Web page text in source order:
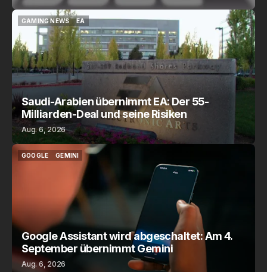
GAMING NEWS
GAMING NEWS
EA
EA
Saudi-Arabien übernimmt EA: Der 55-
Milliarden-Deal und seine Risiken
Aug. 6, 2026
GOOGLE
GEMINI
Google Assistant wird abgeschaltet: Am 4.
September übernimmt Gemini
Aug. 6, 2026